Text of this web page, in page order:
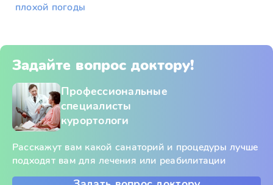
плохой погоды
Задайте вопрос доктору!
Профессиональные
специалисты
курортологи
Расскажут вам какой санаторий и процедуры лучше
подходят вам для лечения или реабилитации